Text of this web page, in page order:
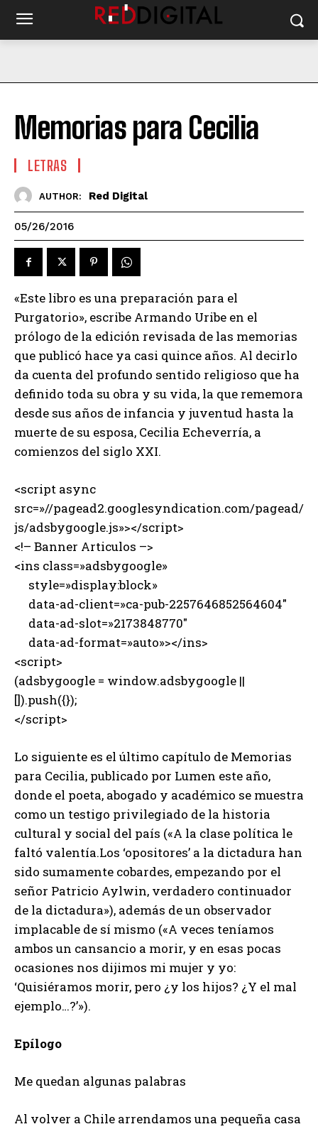
Memorias para Cecilia
LETRAS
AUTHOR: Red Digital
05/26/2016
«Este libro es una preparación para el
Purgatorio», escribe Armando Uribe en el
prólogo de la edición revisada de las memorias
que publicó hace ya casi quince años. Al decirlo
da cuenta del profundo sentido religioso que ha
definido toda su obra y su vida, la que rememora
desde sus años de infancia y juventud hasta la
muerte de su esposa, Cecilia Echeverría, a
comienzos del siglo XXI.
<script async
src=»//pagead2.googlesyndication.com/pagead/
js/adsbygoogle.js»></script>
<!– Banner Articulos –>
<ins class=»adsbygoogle»
style=»display:block»
data-ad-client=»ca-pub-2257646852564604″
data-ad-slot=»2173848770″
data-ad-format=»auto»></ins>
<script>
(adsbygoogle = window.adsbygoogle ||
[]).push({});
</script>
Lo siguiente es el último capítulo de Memorias
para Cecilia, publicado por Lumen este año,
donde el poeta, abogado y académico se muestra
como un testigo privilegiado de la historia
cultural y social del país («A la clase política le
faltó valentía.Los ‘opositores’ a la dictadura han
sido sumamente cobardes, empezando por el
señor Patricio Aylwin, verdadero continuador
de la dictadura»), además de un observador
implacable de sí mismo («A veces teníamos
ambos un cansancio a morir, y en esas pocas
ocasiones nos dijimos mi mujer y yo:
‘Quisiéramos morir, pero ¿y los hijos? ¿Y el mal
ejemplo…?’»).
Epílogo
Me quedan algunas palabras
Al volver a Chile arrendamos una pequeña casa